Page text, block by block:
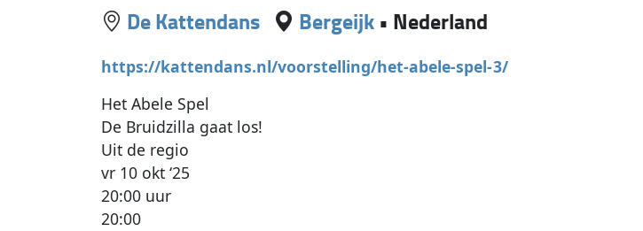
De Kattendans Bergeijk • Nederland
https://kattendans.nl/voorstelling/het-abele-spel-3/
Het Abele Spel
De Bruidzilla gaat los!
Uit de regio
vr 10 okt ‘25
20:00 uur
20:00